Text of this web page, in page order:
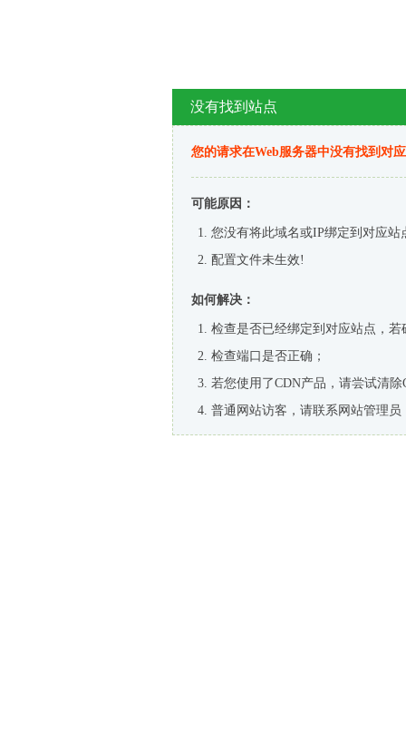
没有找到站点
您的请求在Web服务器中没有找到对
可能原因：
您没有将此域名或IP绑定到对应站
配置文件未生效!
如何解决：
检查是否已经绑定到对应站点，
检查端口是否正确；
若您使用了CDN产品，请尝试清除
普通网站访客，请联系网站管理员